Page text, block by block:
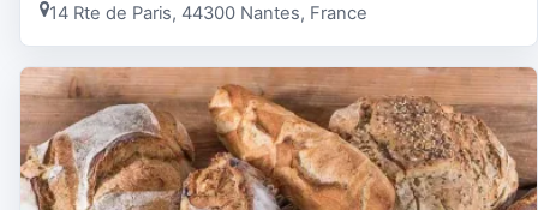
14 Rte de Paris, 44300 Nantes, France